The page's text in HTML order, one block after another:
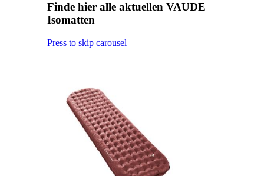
Finde hier alle aktuellen VAUDE
Isomatten
Press to skip carousel